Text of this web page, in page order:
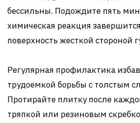
бессильны. Подождите пять
химическая реакция
поверхность жесткой стороной
Регулярная профилактика
трудоемкой борьбы с толстым
Протирайте плитку после
тряпкой или резиновым